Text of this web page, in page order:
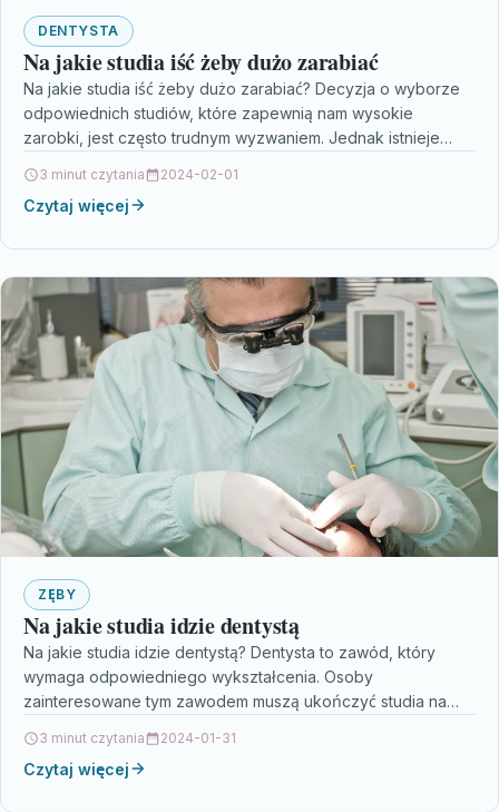
DENTYSTA
Na jakie studia iść żeby dużo zarabiać
Na jakie studia iść żeby dużo zarabiać? Decyzja o wyborze
odpowiednich studiów, które zapewnią nam wysokie
zarobki, jest często trudnym wyzwaniem. Jednak istnieje
3 minut czytania 2024-02-01
Czytaj więcej
ZĘBY
Na jakie studia idzie dentystą
Na jakie studia idzie dentystą? Dentysta to zawód, który
wymaga odpowiedniego wykształcenia. Osoby
zainteresowane tym zawodem muszą ukończyć studia na
3 minut czytania 2024-01-31
Czytaj więcej